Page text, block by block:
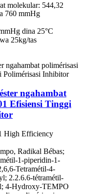
molekular: 544,32
760 mmHg
dina 25°C
25kg/tas
ngahambat
Efisiensi Tinggi
High Efficiency
Radikal Bébas;
1-piperidin-1-
Tetramétil-4-
2.2.6.6-tétramétil-
4-Hydroxy-TEMPO